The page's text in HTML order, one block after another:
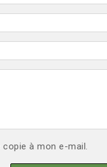
copie à mon e-mail.